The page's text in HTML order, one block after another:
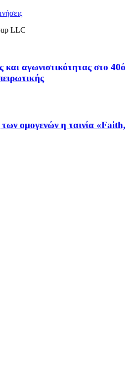
LLC
αγωνιστικότητας στο 40ό
των ομογενών η ταινία «Faith,